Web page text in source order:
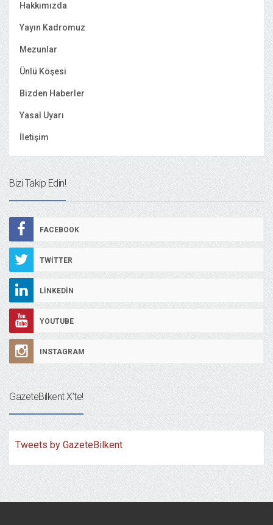
Hakkımızda
Yayın Kadromuz
Mezunlar
Ünlü Köşesi
Bizden Haberler
Yasal Uyarı
İletişim
Bizi Takip Edin!
FACEBOOK
TWITTER
LINKEDIN
YOUTUBE
INSTAGRAM
GazeteBilkent X’te!
Tweets by GazeteBilkent